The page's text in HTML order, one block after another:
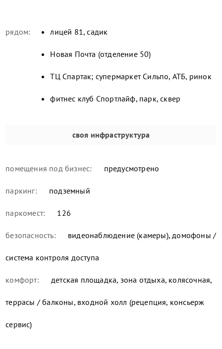
рядом: лицей 81, садик
Новая Почта (отделение 50)
ТЦ Спартак; супермаркет Сильпо, АТБ, ринок
фитнес клуб Спортлайф, парк, сквер
своя инфраструктура
помещения под бизнес: предусмотрено
паркинг: подземный
паркомест: 126
безопасность: видеонаблюдение (камеры), домофоны /
система контроля доступа
комфорт: детская площадка, зона отдыха, колясочная,
террасы / балконы, входной холл (рецепция, консьерж
сервис)